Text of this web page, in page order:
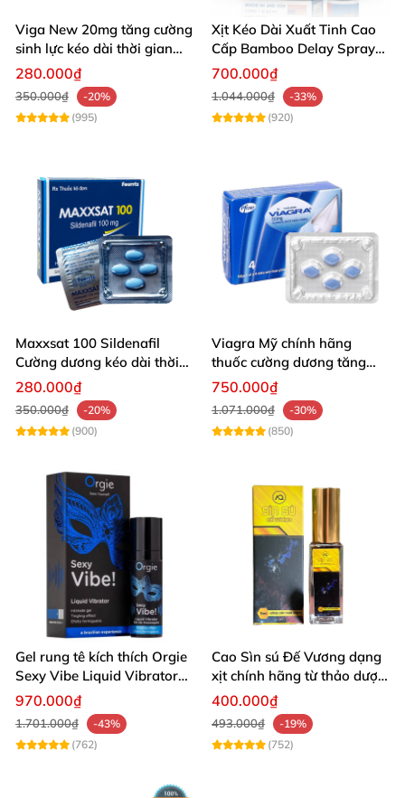
Viga New 20mg tăng cường
sinh lực kéo dài thời gian
hộp 4 viên
280.000₫
350.000₫
-20%
(995)
Xịt Kéo Dài Xuất Tinh Cao
Cấp Bamboo Delay Spray
Chính Hãng USA
700.000₫
1.044.000₫
-33%
(920)
Maxxsat 100 Sildenafil
Cường dương kéo dài thời
gian Nam
280.000₫
350.000₫
-20%
(900)
Viagra Mỹ chính hãng
thuốc cường dương tăng
cường sức mạnh hiệu quả
750.000₫
1.071.000₫
-30%
(850)
Gel rung tê kích thích Orgie
Sexy Vibe Liquid Vibrator
15ml Tăng Khoái Cảm Tức
Thì Cho Cả Nam & Nữ
970.000₫
1.701.000₫
-43%
(762)
Cao Sìn sú Đế Vương dạng
xịt chính hãng từ thảo dược
Ê Đê Việt Nam
400.000₫
493.000₫
-19%
(752)